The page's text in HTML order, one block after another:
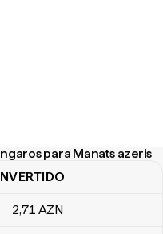
para Manats azeris
para Manats azeris
2,71 AZN